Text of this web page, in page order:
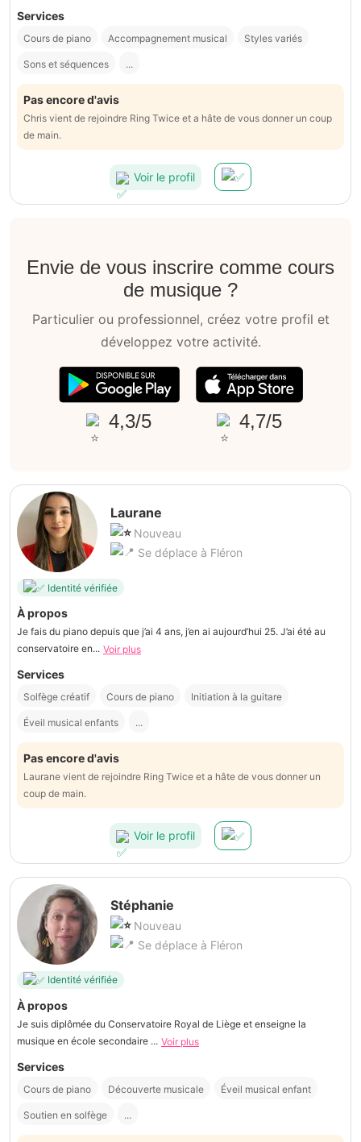
Services
Cours de piano Accompagnement musical Styles variés
Sons et séquences ...
Pas encore d'avis
Chris vient de rejoindre Ring Twice et a hâte de vous donner un coup
de main.
Voir le profil
Envie de vous inscrire comme cours
de musique ?
Particulier ou professionnel, créez votre profil et
développez votre activité.
4,3/5 4,7/5
Laurane
Nouveau
Se déplace à Fléron
Identité vérifiée
À propos
Je fais du piano depuis que j’ai 4 ans, j’en ai aujourd’hui 25. J’ai été au
conservatoire en... Voir plus
Services
Solfège créatif Cours de piano Initiation à la guitare
Éveil musical enfants ...
Pas encore d'avis
Laurane vient de rejoindre Ring Twice et a hâte de vous donner un
coup de main.
Voir le profil
Stéphanie
Nouveau
Se déplace à Fléron
Identité vérifiée
À propos
Je suis diplômée du Conservatoire Royal de Liège et enseigne la
musique en école secondaire ... Voir plus
Services
Cours de piano Découverte musicale Éveil musical enfant
Soutien en solfège ...